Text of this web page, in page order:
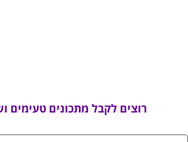
רוצים לקבל מתכונים טעימים